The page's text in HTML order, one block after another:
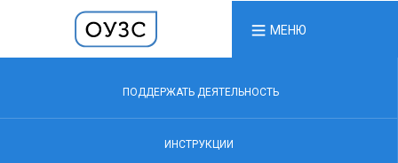
МЕНЮ
ПОДДЕРЖАТЬ ДЕЯТЕЛЬНОСТЬ
ИНСТРУКЦИИ